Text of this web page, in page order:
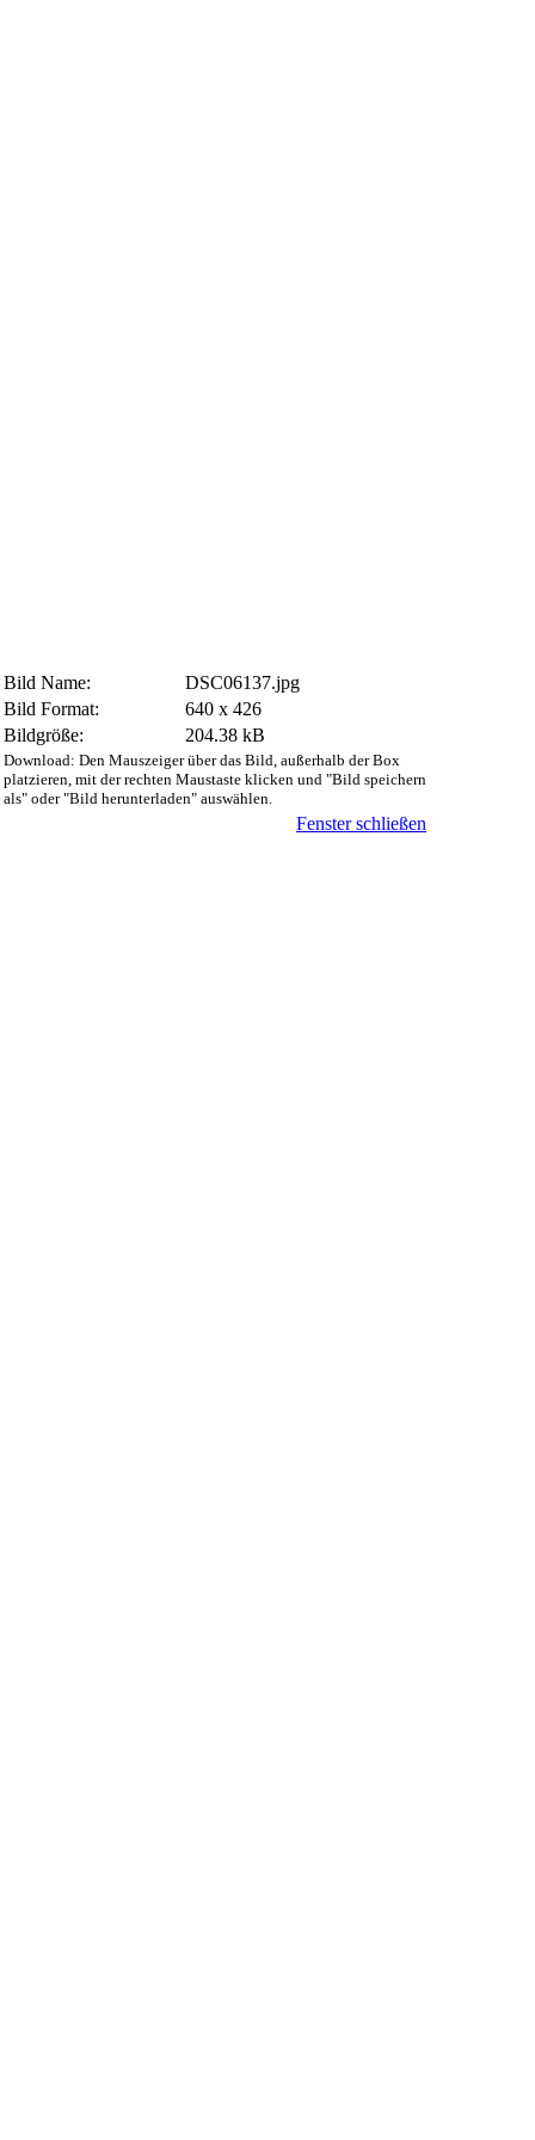
Bild Name:
DSC06137.jpg
Bild Format:
640 x 426
Bildgröße:
204.38 kB
Download: Den Mauszeiger über das Bild, außerhalb der Box
platzieren, mit der rechten Maustaste klicken und "Bild speichern
als" oder "Bild herunterladen" auswählen.
Fenster schließen